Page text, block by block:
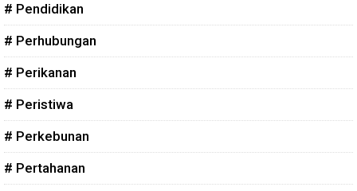
# Pendidikan
# Perhubungan
# Perikanan
# Peristiwa
# Perkebunan
# Pertahanan